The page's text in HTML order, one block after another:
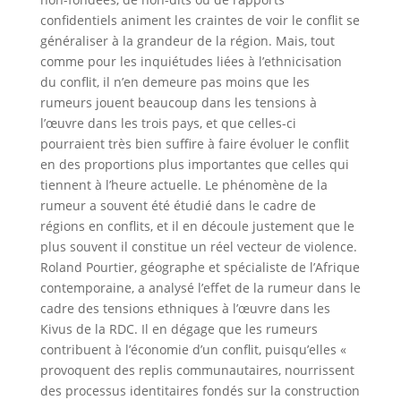
confidentiels animent les craintes de voir le conflit se
généraliser à la grandeur de la région. Mais, tout
comme pour les inquiétudes liées à l’ethnicisation
du conflit, il n’en demeure pas moins que les
rumeurs jouent beaucoup dans les tensions à
l’œuvre dans les trois pays, et que celles-ci
pourraient très bien suffire à faire évoluer le conflit
en des proportions plus importantes que celles qui
tiennent à l’heure actuelle. Le phénomène de la
rumeur a souvent été étudié dans le cadre de
régions en conflits, et il en découle justement que le
plus souvent il constitue un réel vecteur de violence.
Roland Pourtier, géographe et spécialiste de l’Afrique
contemporaine, a analysé l’effet de la rumeur dans le
cadre des tensions ethniques à l’œuvre dans les
Kivus de la RDC. Il en dégage que les rumeurs
contribuent à l’économie d’un conflit, puisqu’elles «
provoquent des replis communautaires, nourrissent
des processus identitaires fondés sur la construction